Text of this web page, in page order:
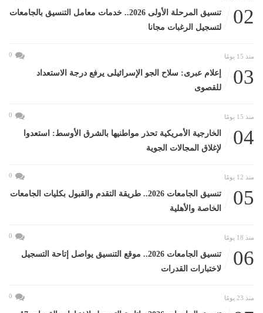
02
تنسيق المرحلة الأولى 2026.. خدمات معامل التنسيق بالجامعات
لتسجيل الرغبات مجانا
منذ 15 يومًا 0
03
إعلام عبرى: سلاح الجو الإسرائيلى يرفع درجة الاستعداد
للقصوى
منذ 15 يومًا 0
04
الخارجية الأمريكية تحذر مواطنيها بالشرق الأوسط: استعدوا
لإغلاق المجالات الجوية
منذ 12 يومًا 0
05
تنسيق الجامعات 2026.. طريقة التقدم والقبول بكليات الجامعات
الخاصة والأهلية
منذ 18 يومًا 0
06
تنسيق الجامعات 2026.. موقع التنسيق يواصل إتاحة التسجيل
لاختبارات القدرات
منذ 23 يومًا 0